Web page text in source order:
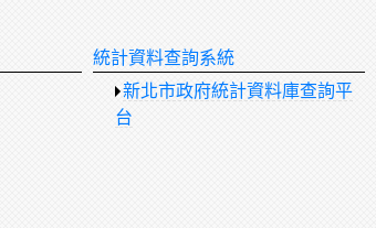
統計資料查詢系統
新北市政府統計資料庫查詢平
台